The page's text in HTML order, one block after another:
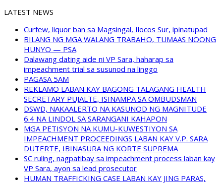
LATEST NEWS
Curfew, liquor ban sa Magsingal, Ilocos Sur, ipinatupad
BILANG NG MGA WALANG TRABAHO, TUMAAS NOONG
HUNYO — PSA
Dalawang dating aide ni VP Sara, haharap sa
impeachment trial sa susunod na linggo
PAGASA 5AM
REKLAMO LABAN KAY BAGONG TALAGANG HEALTH
SECRETARY PUJALTE, ISINAMPA SA OMBUDSMAN
DSWD, NAKAALERTO NA KASUNOD NG MAGNITUDE
6.4 NA LINDOL SA SARANGANI KAHAPON
MGA PETISYON NA KUMU-KUWESTIYON SA
IMPEACHMENT PROCEEDINGS LABAN KAY V.P. SARA
DUTERTE, IBINASURA NG KORTE SUPREMA
SC ruling, nagpatibay sa impeachment process laban kay
VP Sara, ayon sa lead prosecutor
HUMAN TRAFFICKING CASE LABAN KAY JING PARAS,